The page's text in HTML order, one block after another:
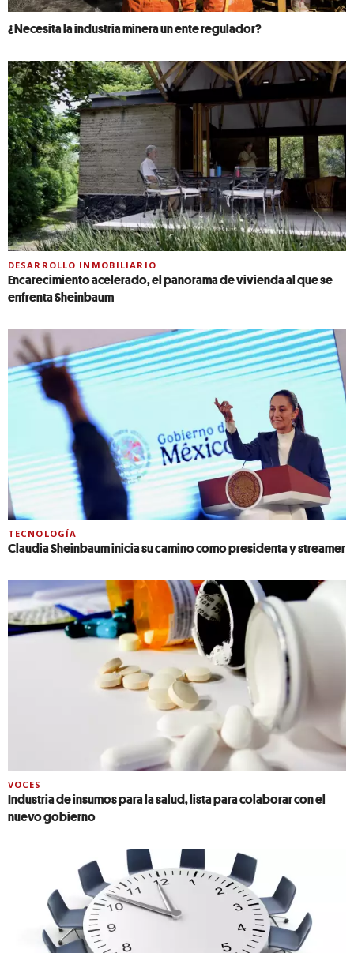
¿Necesita la industria minera un ente regulador?
DESARROLLO INMOBILIARIO
Encarecimiento acelerado, el panorama de vivienda al que se
enfrenta Sheinbaum
TECNOLOGÍA
Claudia Sheinbaum inicia su camino como presidenta y streamer
VOCES
Industria de insumos para la salud, lista para colaborar con el
nuevo gobierno